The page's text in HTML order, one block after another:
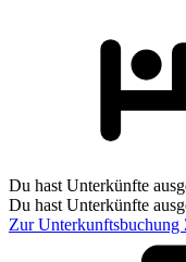
Du hast Unterkünfte
Du hast Unterkünfte
Zur Unterkunftsbuchung